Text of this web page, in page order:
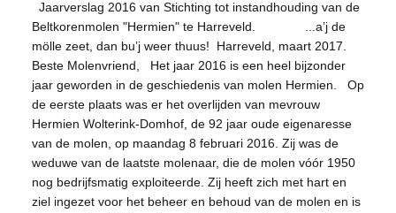
Jaarverslag 2016 van Stichting tot instandhouding van de
Beltkorenmolen "Hermien" te Harreveld. ...a’j de
mölle zeet, dan bu’j weer thuus! Harreveld, maart 2017.
Beste Molenvriend, Het jaar 2016 is een heel bijzonder
jaar geworden in de geschiedenis van molen Hermien. Op
de eerste plaats was er het overlijden van mevrouw
Hermien Wolterink-Domhof, de 92 jaar oude eigenaresse
van de molen, op maandag 8 februari 2016. Zij was de
weduwe van de laatste molenaar, die de molen vóór 1950
nog bedrijfsmatig exploiteerde. Zij heeft zich met hart en
ziel ingezet voor het beheer en behoud van de molen en is